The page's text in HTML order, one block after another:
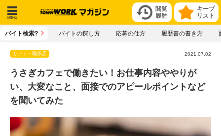
キープ
リスト
閲覧
履歴
メニ
バイト検索? バイトの探し方 応募の仕方 履歴書の書き方
カフェ・喫茶店 2021.07.02
うさぎカフェで働きたい！お仕事内容ややりが
い、大変なこと、面接でのアピールポイントなど
を聞いてみた